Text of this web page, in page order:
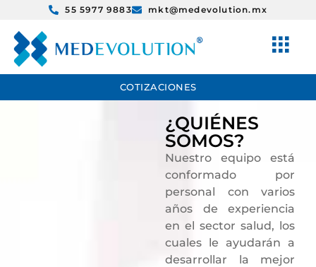
55 5977 9883 mkt@medevolution.mx
COTIZACIONES
¿QUIÉNES
SOMOS?
Nuestro equipo está
conformado por
personal con varios
años de experiencia
en el sector salud, los
cuales le ayudarán a
desarrollar la mejor